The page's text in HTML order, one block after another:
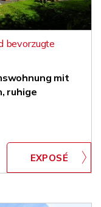
bevorzugte
mit
ruhige